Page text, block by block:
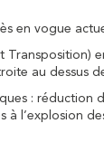
en vogue
Transposition)
au dessus
: réduction
à l’explosion